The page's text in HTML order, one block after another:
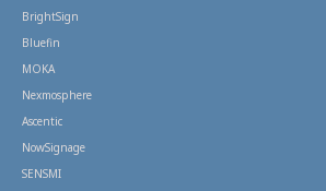
BrightSign
Bluefin
MOKA
Nexmosphere
Ascentic
NowSignage
SENSMI